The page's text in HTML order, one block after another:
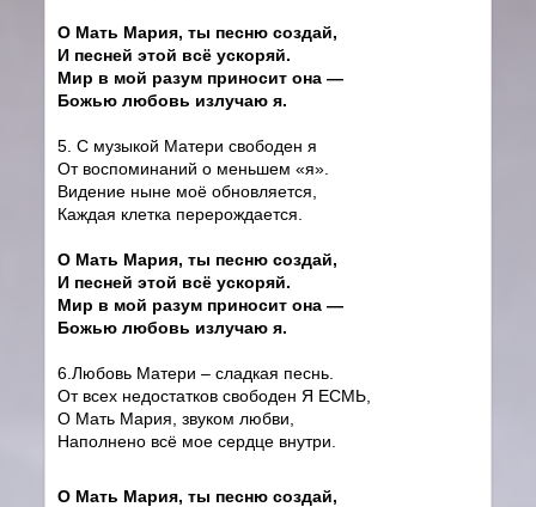
О Мать Мария, ты песню создай,
И песней этой всё ускоряй.
Мир в мой разум приносит она —
Божью любовь излучаю я.
5. С музыкой Матери свободен я
От воспоминаний о меньшем «я».
Видение ныне моё обновляется,
Каждая клетка перерождается.
О Мать Мария, ты песню создай,
И песней этой всё ускоряй.
Мир в мой разум приносит она —
Божью любовь излучаю я.
6.Любовь Матери – сладкая песнь.
От всех недостатков свободен Я ЕСМЬ,
О Мать Мария, звуком любви,
Наполнено всё мое сердце внутри.
О Мать Мария, ты песню создай,